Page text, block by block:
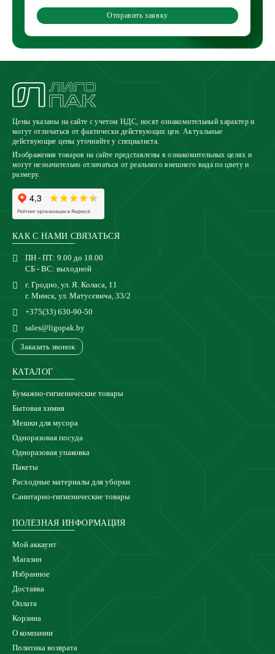
Отправить заявку
Цены указаны на сайте с учетом НДС, носят ознакомительный характер и
могут отличаться от фактически действующих цен. Актуальные
действующие цены уточняйте у специалиста.
Изображения товаров на сайте представлены в ознакомительных целях и
могут незначительно отличаться от реального внешнего вида по цвету и
размеру.
КАК С НАМИ СВЯЗАТЬСЯ
ПН - ПТ: 9.00 до 18.00
СБ - ВС: выходной
г. Гродно, ул. Я. Коласа, 11
г. Минск, ул. Матусевича, 33/2
+375(33) 630-90-50
sales@ligopak.by
Заказать звонок
КАТАЛОГ
Бумажно-гигиенические товары
Бытовая химия
Мешки для мусора
Одноразовая посуда
Одноразовая упаковка
Пакеты
Расходные материалы для уборки
Санитарно-гигиенические товары
ПОЛЕЗНАЯ ИНФОРМАЦИЯ
Мой аккаунт
Магазин
Избранное
Доставка
Оплата
Корзина
О компании
Политика возврата